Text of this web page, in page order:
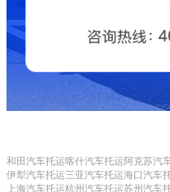
和田汽车托运喀什汽车托运阿克苏汽
伊犁汽车托运三亚汽车托运海口汽车
上海汽车托运杭州汽车托运苏州汽车